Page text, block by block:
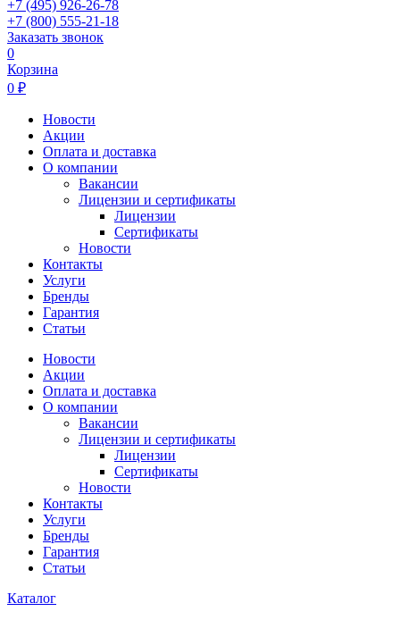
+7 (495) 926-26-78
+7 (800) 555-21-18
Заказать звонок
0
Корзина
0 ₽
Новости
Акции
Оплата и доставка
О компании
Вакансии
Лицензии и сертификаты
Лицензии
Сертификаты
Новости
Контакты
Услуги
Бренды
Гарантия
Статьи
Новости
Акции
Оплата и доставка
О компании
Вакансии
Лицензии и сертификаты
Лицензии
Сертификаты
Новости
Контакты
Услуги
Бренды
Гарантия
Статьи
Каталог